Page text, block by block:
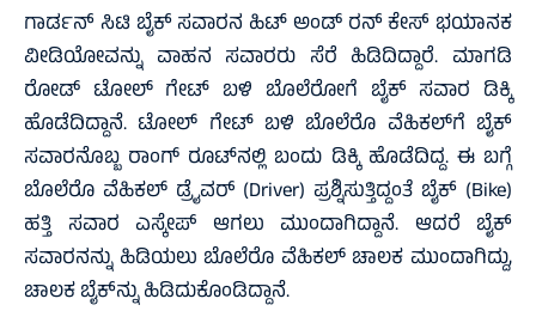
ಗಾರ್ಡನ್ ಸಿಟಿ ಬೈಕ್ ಸವಾರನ ಹಿಟ್ ಅಂಡ್ ರನ್ ಕೇಸ್ ಭಯಾನಕ
ವೀಡಿಯೋವನ್ನು ವಾಹನ ಸವಾರರು ಸೆರೆ ಹಿಡಿದಿದ್ದಾರೆ. ಮಾಗಡಿ
ರೋಡ್ ಟೋಲ್ ಗೇಟ್ ಬಳಿ ಬೊಲೆರೋಗೆ ಬೈಕ್ ಸವಾರ ಡಿಕ್ಕಿ
ಹೊಡೆದಿದ್ದಾನೆ. ಟೋಲ್ ಗೇಟ್ ಬಳಿ ಬೊಲೆರೊ ವೆಹಿಕಲ್‌ಗೆ ಬೈಕ್
ಸವಾರನೊಬ್ಬ ರಾಂಗ್ ರೂಟ್‍ನಲ್ಲಿ ಬಂದು ಡಿಕ್ಕಿ ಹೊಡೆದಿದ್ದ. ಈ ಬಗ್ಗೆ
ಬೊಲೆರೊ ವೆಹಿಕಲ್‌ ಡ್ರೈವರ್ (Driver) ಪ್ರಶ್ನಿಸುತ್ತಿದ್ದಂತೆ ಬೈಕ್ (Bike)
ಹತ್ತಿ ಸವಾರ ಎಸ್ಕೇಪ್ ಆಗಲು ಮುಂದಾಗಿದ್ದಾನೆ. ಆದರೆ ಬೈಕ್
ಸವಾರನನ್ನು ಹಿಡಿಯಲು ಬೊಲೆರೊ ವೆಹಿಕಲ್‌ ಚಾಲಕ ಮುಂದಾಗಿದ್ದು,
ಚಾಲಕ ಬೈಕ್‍ನ್ನು ಹಿಡಿದುಕೊಂಡಿದ್ದಾನೆ.